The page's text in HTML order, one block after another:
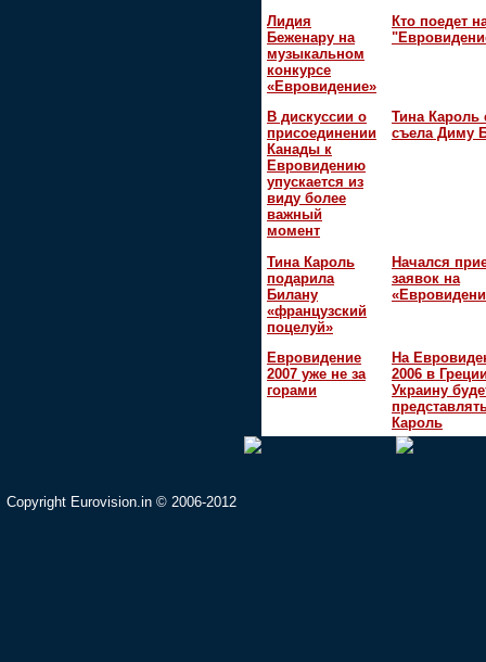
Лидия
Беженару на
музыкальном
конкурсе
«Евровидение»
Кто поедет
В дискуссии о
присоединении
Канады к
Евровидению
упускается из
виду более
важный
момент
Тина Кароль
съела Диму
Тина Кароль
подарила
Билану
«французский
поцелуй»
Начался
заявок на
Евровидение
2007 уже не за
горами
На
2006 в
Украину
Кароль
Copyright Eurovision.in © 2006-2012